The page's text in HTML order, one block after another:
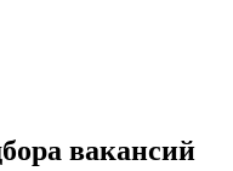
вакансий